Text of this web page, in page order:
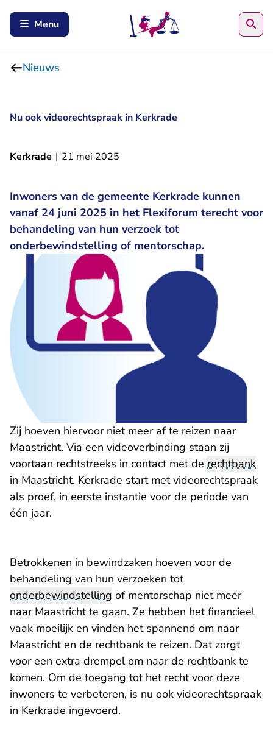
Menu
Nieuws
Nu ook videorechtspraak in Kerkrade
Kerkrade | 21 mei 2025
Inwoners van de gemeente Kerkrade kunnen
vanaf 24 juni 2025 in het Flexiforum terecht voor
behandeling van hun verzoek tot
onderbewindstelling of mentorschap.
Zij hoeven hiervoor niet meer af te reizen naar
Maastricht. Via een videoverbinding staan zij
voortaan rechtstreeks in contact met de rechtbank
in Maastricht. Kerkrade start met videorechtspraak
als proef, in eerste instantie voor de periode van
één jaar.
Betrokkenen in bewindzaken hoeven voor de
behandeling van hun verzoeken tot
onderbewindstelling of mentorschap niet meer
naar Maastricht te gaan. Ze hebben het financieel
vaak moeilijk en vinden het spannend om naar
Maastricht en de rechtbank te reizen. Dat zorgt
voor een extra drempel om naar de rechtbank te
komen. Om de toegang tot het recht voor deze
inwoners te verbeteren, is nu ook videorechtspraak
in Kerkrade ingevoerd.